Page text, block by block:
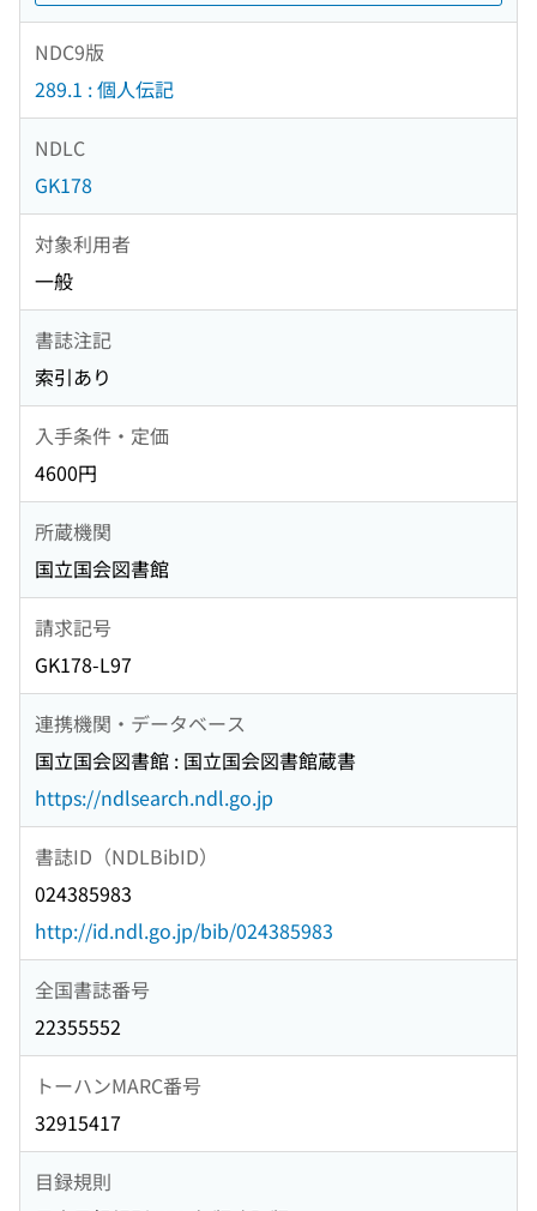
NDC9版
289.1 : 個人伝記
NDLC
GK178
対象利用者
一般
書誌注記
索引あり
入手条件・定価
4600円
所蔵機関
国立国会図書館
請求記号
GK178-L97
連携機関・データベース
国立国会図書館 : 国立国会図書館蔵書
https://ndlsearch.ndl.go.jp
書誌ID（NDLBibID）
024385983
http://id.ndl.go.jp/bib/024385983
全国書誌番号
22355552
トーハンMARC番号
32915417
目録規則